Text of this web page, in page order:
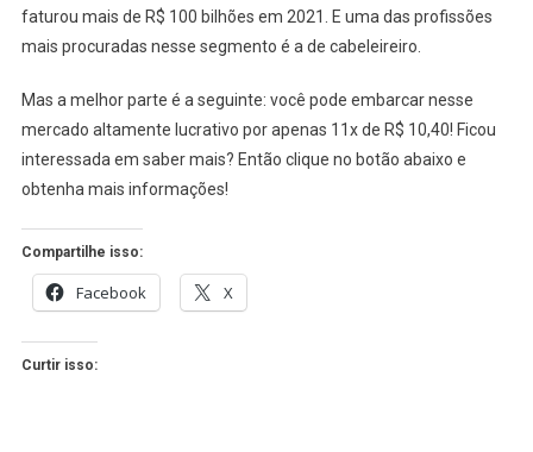
faturou mais de R$ 100 bilhões em 2021. E uma das profissões
mais procuradas nesse segmento é a de cabeleireiro.
Mas a melhor parte é a seguinte: você pode embarcar nesse
mercado altamente lucrativo por apenas 11x de R$ 10,40! Ficou
interessada em saber mais? Então clique no botão abaixo e
obtenha mais informações!
Compartilhe isso:
Facebook X
Curtir isso: